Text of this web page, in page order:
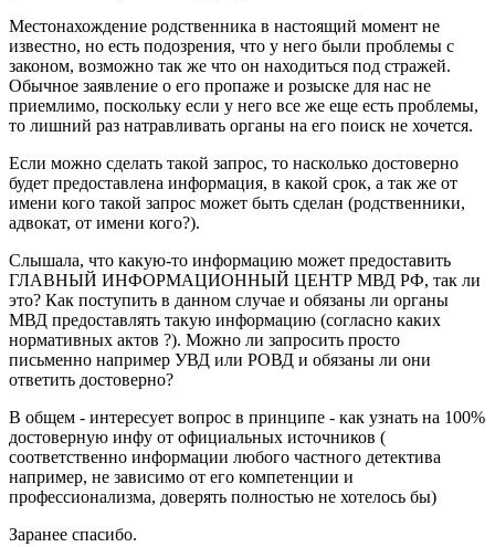
Местонахождение родственника в настоящий момент не
известно, но есть подозрения, что у него были проблемы с
законом, возможно так же что он находиться под стражей.
Обычное заявление о его пропаже и розыске для нас не
приемлимо, поскольку если у него все же еще есть проблемы,
то лишний раз натравливать органы на его поиск не хочется.
Если можно сделать такой запрос, то насколько достоверно
будет предоставлена информация, в какой срок, а так же от
имени кого такой запрос может быть сделан (родственники,
адвокат, от имени кого?).
Слышала, что какую-то информацию может предоставить
ГЛАВНЫЙ ИНФОРМАЦИОННЫЙ ЦЕНТР МВД РФ, так ли
это? Как поступить в данном случае и обязаны ли органы
МВД предоставлять такую информацию (согласно каких
нормативных актов ?). Можно ли запросить просто
письменно например УВД или РОВД и обязаны ли они
ответить достоверно?
В общем - интересует вопрос в принципе - как узнать на 100%
достоверную инфу от официальных источников (
соответственно информации любого частного детектива
например, не зависимо от его компетенции и
профессионализма, доверять полностью не хотелось бы)
Заранее спасибо.